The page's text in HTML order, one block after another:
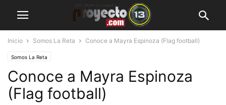
Inicio Somos La Reta Conoce a Mayra Espinoza (Flag football)
Somos La Reta
Conoce a Mayra Espinoza
(Flag football)